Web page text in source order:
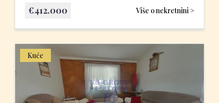
Više o nekretnini >
€412.000
Kuće